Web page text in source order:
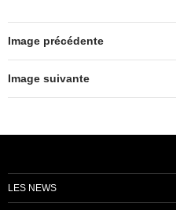
Image précédente
Image suivante
LES NEWS